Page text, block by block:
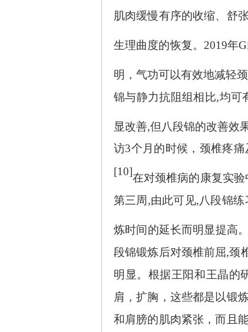
肌肉缓慢有序的收缩、舒
生理曲度的恢复。 2019年
明，气功可以有效地减轻
锦与静力抗阻组相比,均可
显改善,但八段锦的改善效
访3个月的时候，颈椎疼
[10]
在对颈椎病的康复实
第三周,由此可见,八段锦
炼时间的延长而明显提高
段锦锻炼后对颈椎前屈,颈
明显。根据王阳和王晶的
肩，扩胸，这些都是以锻
和肩膀的肌肉紧张，而且